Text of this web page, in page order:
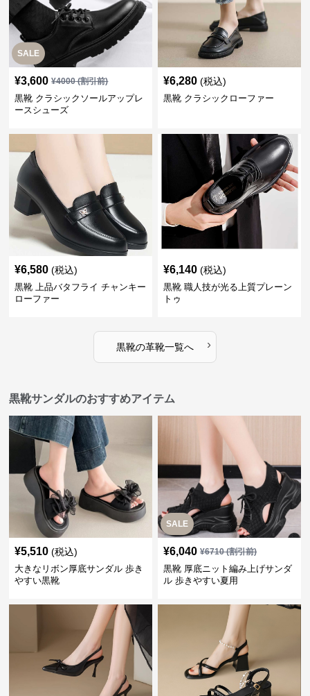
SALE
¥3,600 ¥4000(割引前)
黒靴 クラシックソールアップレ
ースシューズ
¥6,280 (税込)
黒靴 クラシックローファー
¥6,580 (税込)
黒靴 上品バタフライ チャンキー
ローファー
¥6,140 (税込)
黒靴 職人技が光る上質プレーン
トゥ
黒靴の革靴一覧へ ›
黒靴サンダルのおすすめアイテム
¥5,510 (税込)
大きなリボン厚底サンダル 歩き
やすい黒靴
SALE
¥6,040 ¥6710(割引前)
黒靴 厚底ニット編み上げサンダ
ル 歩きやすい夏用